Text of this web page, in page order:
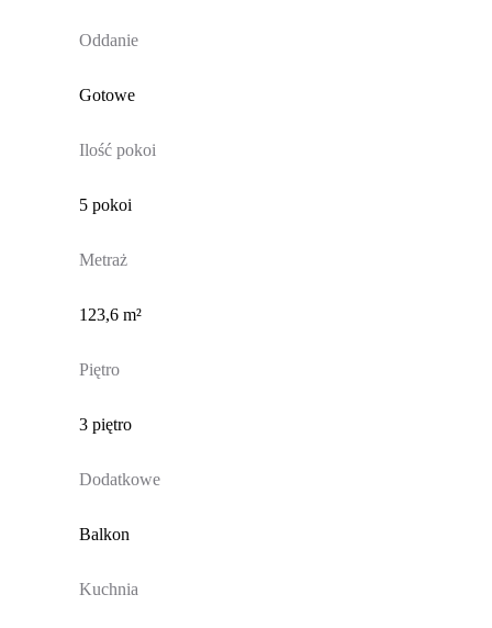
Oddanie
Gotowe
Ilość pokoi
5 pokoi
Metraż
123,6 m²
Piętro
3 piętro
Dodatkowe
Balkon
Kuchnia